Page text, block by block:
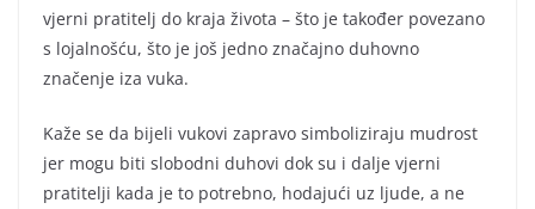
vjerni pratitelj do kraja života – što je također povezano
s lojalnošću, što je još jedno značajno duhovno
značenje iza vuka.
Kaže se da bijeli vukovi zapravo simboliziraju mudrost
jer mogu biti slobodni duhovi dok su i dalje vjerni
pratitelji kada je to potrebno, hodajući uz ljude, a ne